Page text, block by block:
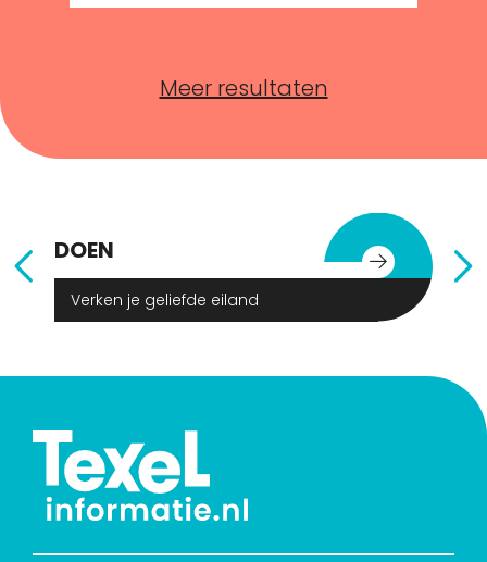
Meer resultaten
DOEN
Verken je geliefde eiland